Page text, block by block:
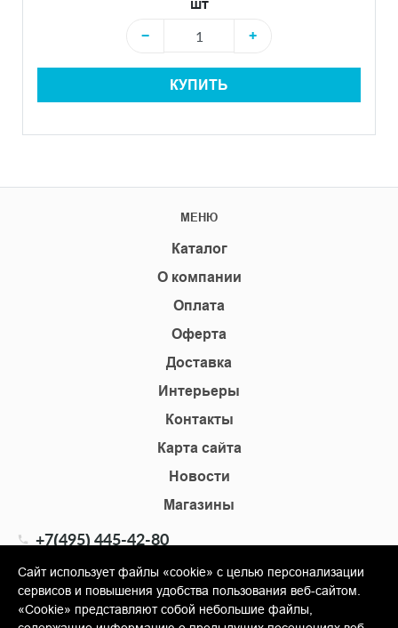
шт
−
+
КУПИТЬ
МЕНЮ
Каталог
О компании
Оплата
Оферта
Доставка
Интерьеры
Контакты
Карта сайта
Новости
Магазины
+7(495) 445-42-80
info@shopkm.ru
Сайт использует файлы «cookie» с целью персонализации
сервисов и повышения удобства пользования веб-сайтом.
«Cookie» представляют собой небольшие файлы,